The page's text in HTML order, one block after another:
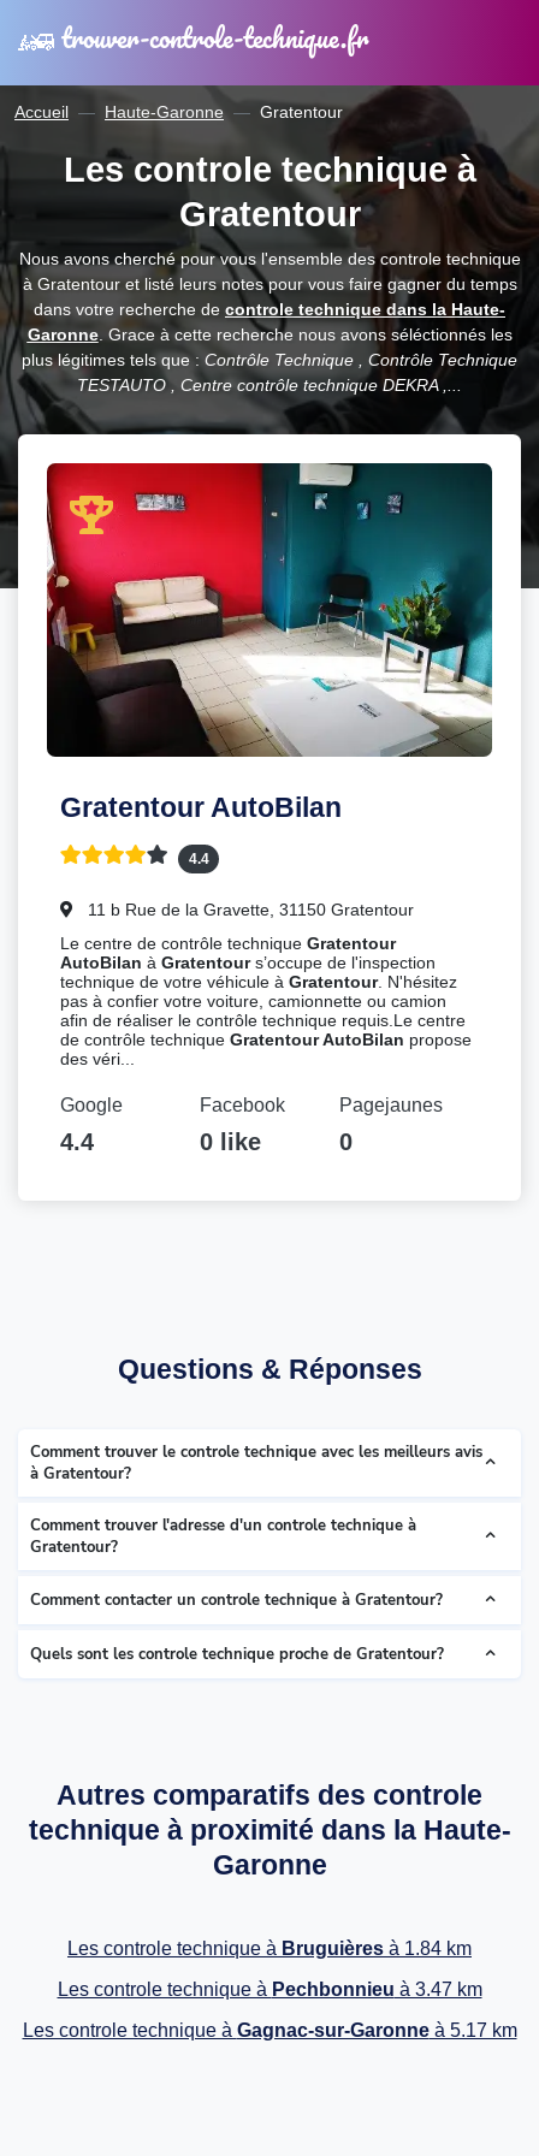
trouver-controle-technique.fr
Accueil Haute-Garonne Gratentour
Les controle technique à
Gratentour
Nous avons cherché pour vous l'ensemble des controle technique
à Gratentour et listé leurs notes pour vous faire gagner du temps
dans votre recherche de controle technique dans la Haute-
Garonne. Grace à cette recherche nous avons séléctionnés les
plus légitimes tels que : Contrôle Technique , Contrôle Technique
TESTAUTO , Centre contrôle technique DEKRA ,...
Gratentour AutoBilan
4.4
11 b Rue de la Gravette, 31150 Gratentour
Le centre de contrôle techniqueGratentour
AutoBilan àGratentours’occupe de l'inspection
technique de votre véhicule àGratentour. N'hésitez
pas à confier votre voiture, camionnette ou camion
afin de réaliser le contrôle technique requis.Le centre
de contrôle techniqueGratentour AutoBilan propose
des véri...
Google
4.4
Facebook
0 like
Pagejaunes
0
Questions & Réponses
Comment trouver le controle technique avec les meilleurs avis
à Gratentour?
Comment trouver l'adresse d'un controle technique à
Gratentour?
Comment contacter un controle technique à Gratentour?
Quels sont les controle technique proche de Gratentour?
Autres comparatifs des controle
technique à proximité dans la Haute-
Garonne
Les controle technique à Bruguières à 1.84 km
Les controle technique à Pechbonnieu à 3.47 km
Les controle technique à Gagnac-sur-Garonneà 5.17 km